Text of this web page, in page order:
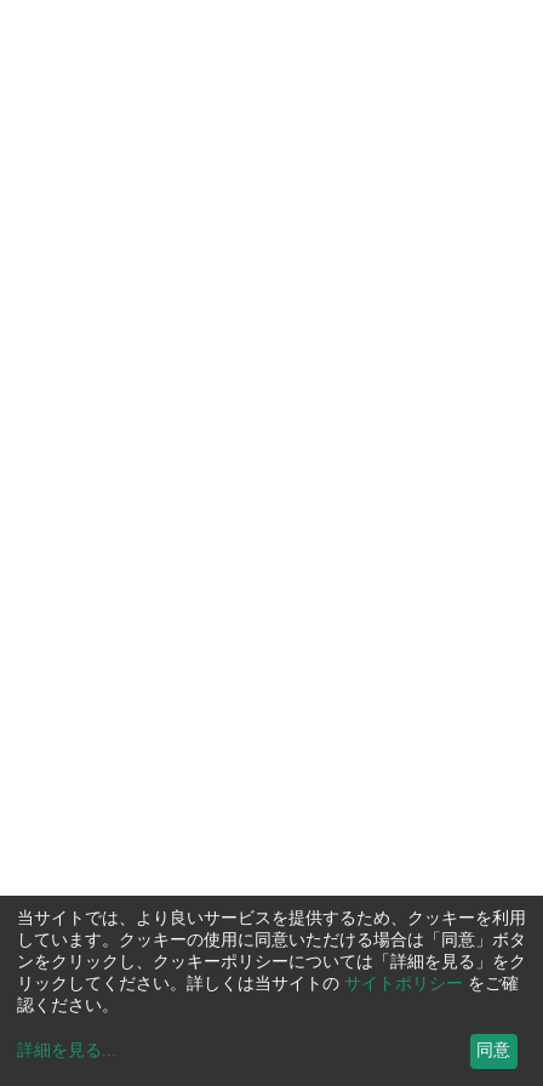
当サイトでは、より良いサービスを提供するため、クッキーを利用
しています。クッキーの使用に同意いただける場合は「同意」ボタ
ンをクリックし、クッキーポリシーについては「詳細を見る」をク
リックしてください。詳しくは当サイトの サイトポリシー をご確
認ください。
詳細を見る ... 同意